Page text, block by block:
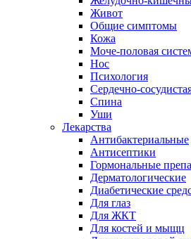
Живот
Общие симптомы
Кожа
Моче-половая
Нос
Психология
Сердечно-
Спина
Уши
Лекарства
Антибактериальные
Антисептики
Гормональные
Дерматологические
Диабетические
Для глаз
Для ЖКТ
Для костей и мыщц